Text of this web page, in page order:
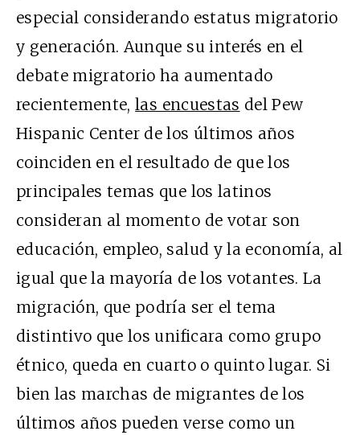
especial considerando estatus migratorio
y generación. Aunque su interés en el
debate migratorio ha aumentado
recientemente,las encuestas del Pew
Hispanic Center de los últimos años
coinciden en el resultado de que los
principales temas que los latinos
consideran al momento de votar son
educación, empleo, salud y la economía, al
igual que la mayoría de los votantes. La
migración, que podría ser el tema
distintivo que los unificara como grupo
étnico, queda en cuarto o quinto lugar. Si
bien las marchas de migrantes de los
últimos años pueden verse como un